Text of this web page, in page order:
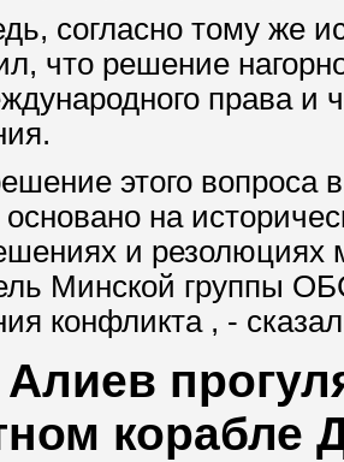
согласно тому же
что решение
права и
этого вопроса
на
и резолюциях
Минской группы
конфликта , -
корабле